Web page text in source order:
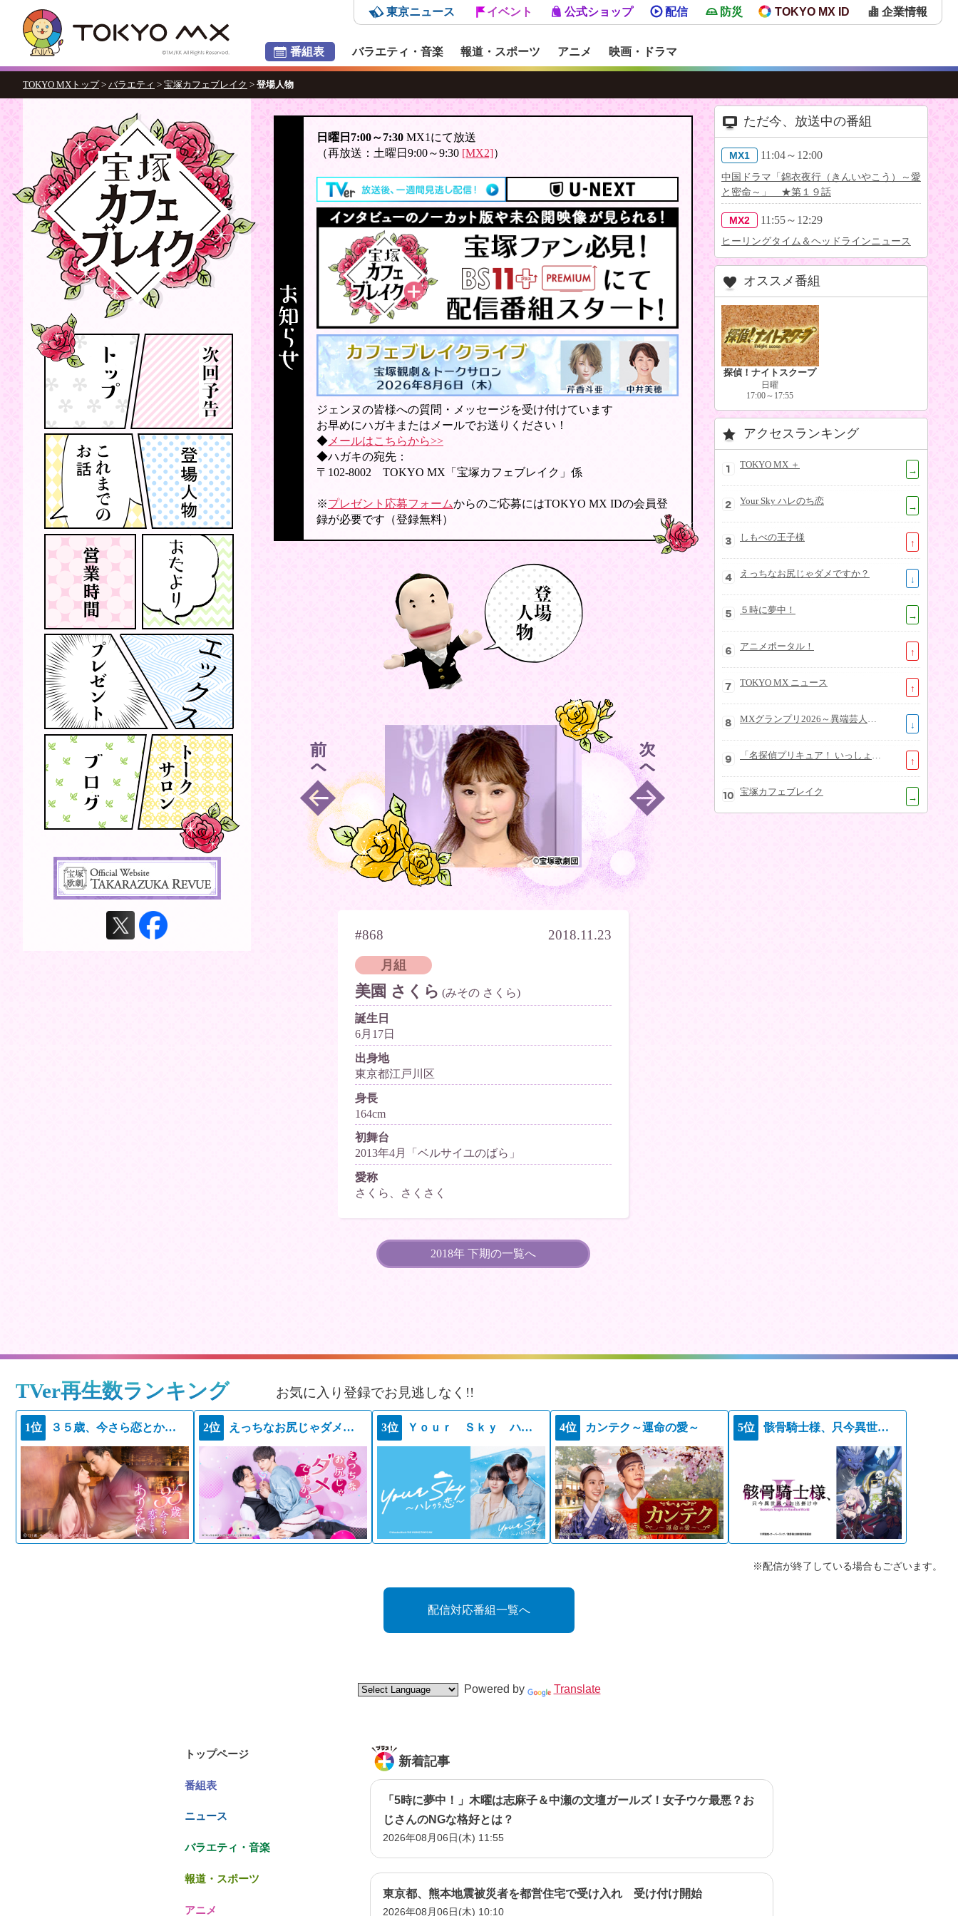
番組表 バラエティ・音楽 報道・スポーツ アニメ 映画・ドラマ
東京ニュース イベント 公式ショップ 配信 防災 TOKYO MX ID 企業情報
TOKYO MXトップ > バラエティ > 宝塚カフェブレイク > 登場人物
日曜日7:00～7:30 MX1にて放送
（再放送：土曜日9:00～9:30 [MX2]）
ジェンヌの皆様への質問・メッセージを受け付けています
お早めにハガキまたはメールでお送りください！
◆ メールはこちらから>>
◆ハガキの宛先：
〒102-8002 TOKYO MX「宝塚カフェブレイク」係
※プレゼント応募フォームからのご応募にはTOKYO MX IDの会員登
録が必要です（登録無料）
#868 2018.11.23
月組
美園 さくら (みその さくら)
誕生日
6月17日
出身地
東京都江戸川区
身長
164cm
初舞台
2013年4月「ベルサイユのばら」
愛称
さくら、さくさく
2018年 下期の一覧へ
ただ今、放送中の番組
MX1 11:04～12:00
中国ドラマ「錦衣夜行（きんいやこう）～愛
と密命～」 ★第１９話
MX2 11:55～12:29
ヒーリングタイム＆ヘッドラインニュース
オススメ番組
探偵！ナイトスクープ
日曜
17:00～17:55
アクセスランキング
TOKYO MX ＋
→
Your Sky ハレのち恋
→
しもべの王子様
↑
えっちなお尻じゃダメですか？
↓
５時に夢中！
→
アニメポータル！
↑
TOKYO MX ニュース
↑
↓
↑
宝塚カフェブレイク
→
TVer再生数ランキング お気に入り登録でお見逃しなく!!
1位 ３５歳、今さら恋とかありえない 2位 えっちなお尻じゃダメですか？ 3位 Ｙｏｕｒ Ｓｋｙ ハレのち恋 4位 カンテク～運命の愛～ 5位 骸骨騎士様、只今異世界へお出掛け中ＩＩ
※配信が終了している場合もございます。
配信対応番組一覧へ
Powered by Translate
トップページ
番組表
ニュース
バラエティ・音楽
報道・スポーツ
アニメ
新着記事
「5時に夢中！」木曜は志麻子＆中瀬の文壇ガールズ！女子ウケ最悪？お
じさんのNGな格好とは？
2026年08月06日(木) 11:55
東京都、熊本地震被災者を都営住宅で受け入れ 受け付け開始
2026年08月06日(木) 10:10